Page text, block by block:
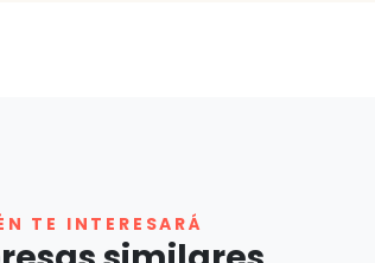
TE INTERESARÁ